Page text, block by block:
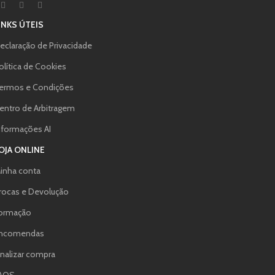
ÚTEIS
de Privacidade
de Cookies
e Condições
de Arbitragem
AI
ONLINE
conta
e Devolução
compra